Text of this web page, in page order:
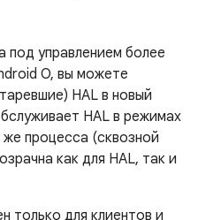
под управлением более
O, вы можете
HAL в новый
HAL в режимах
процесса (сквозной
как для HAL, так и
только для клиентов и